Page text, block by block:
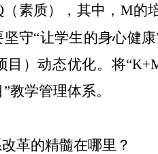
（素质），其中，M的
守“让学生的身心健
）动态优化。将
教学管理体系。
革的精髓在哪里？